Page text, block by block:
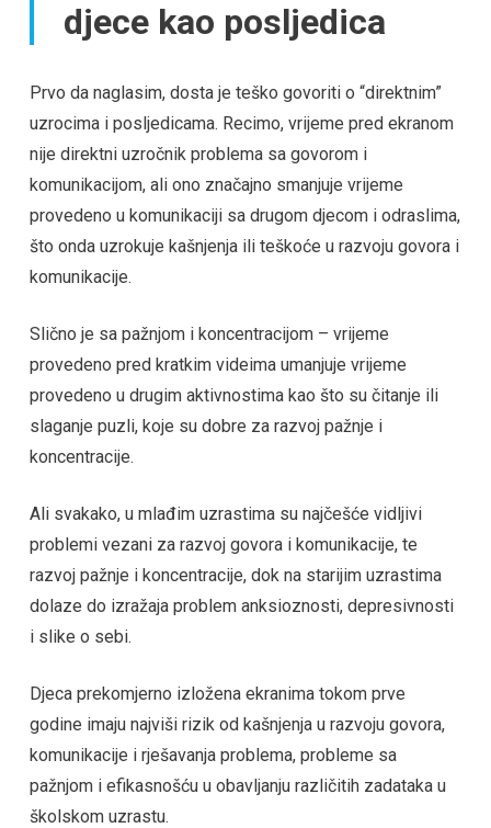
djece kao posljedica
Prvo da naglasim, dosta je teško govoriti o “direktnim”
uzrocima i posljedicama. Recimo, vrijeme pred ekranom
nije direktni uzročnik problema sa govorom i
komunikacijom, ali ono značajno smanjuje vrijeme
provedeno u komunikaciji sa drugom djecom i odraslima,
što onda uzrokuje kašnjenja ili teškoće u razvoju govora i
komunikacije.
Slično je sa pažnjom i koncentracijom – vrijeme
provedeno pred kratkim videima umanjuje vrijeme
provedeno u drugim aktivnostima kao što su čitanje ili
slaganje puzli, koje su dobre za razvoj pažnje i
koncentracije.
Ali svakako, u mlađim uzrastima su najčešće vidljivi
problemi vezani za razvoj govora i komunikacije, te
razvoj pažnje i koncentracije, dok na starijim uzrastima
dolaze do izražaja problem anksioznosti, depresivnosti
i slike o sebi.
Djeca prekomjerno izložena ekranima tokom prve
godine imaju najviši rizik od kašnjenja u razvoju govora,
komunikacije i rješavanja problema, probleme sa
pažnjom i efikasnošću u obavljanju različitih zadataka u
školskom uzrastu.